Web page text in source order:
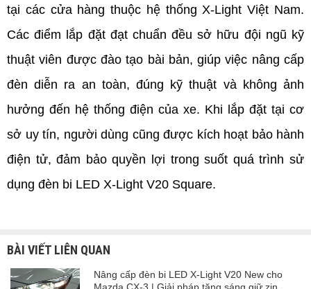
tại các cửa hàng thuộc hệ thống X-Light Việt Nam.
Các điểm lắp đặt đạt chuẩn đều sở hữu đội ngũ kỹ
thuật viên được đào tạo bài bản, giúp việc nâng cấp
đèn diễn ra an toàn, đúng kỹ thuật và không ảnh
hưởng đến hệ thống điện của xe. Khi lắp đặt tại cơ
sở uy tín, người dùng cũng được kích hoạt bảo hành
điện tử, đảm bảo quyền lợi trong suốt quá trình sử
dụng đèn bi LED X-Light V20 Square.
BÀI VIẾT LIÊN QUAN
Nâng cấp đèn bi LED X-Light V20 New cho